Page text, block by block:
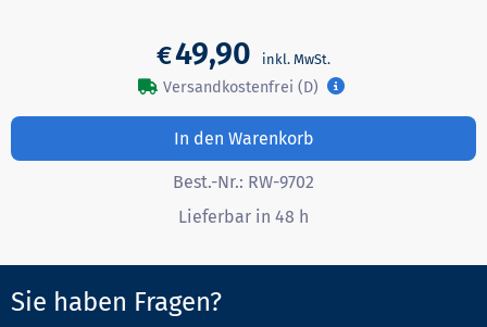
€49,90
Versandkostenfrei (D)
In den Warenkorb
Best.-Nr.: RW-9702
Lieferbar in 48 h
Sie haben Fragen?